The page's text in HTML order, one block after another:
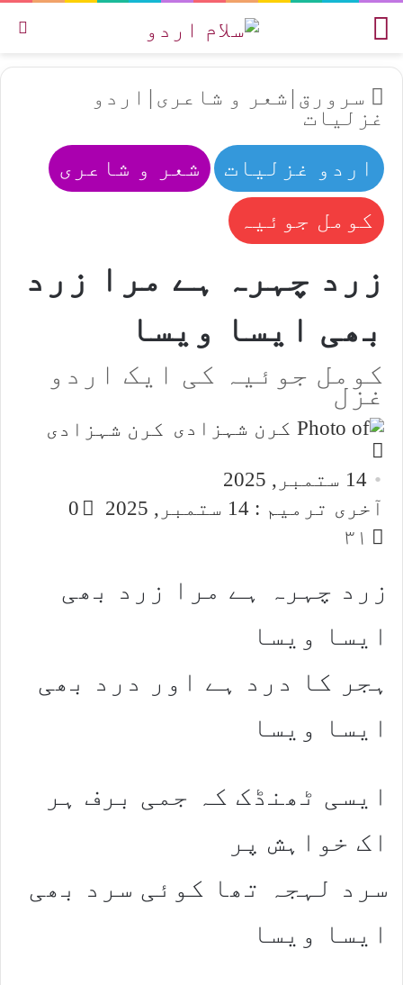
سرورق | شعر و شاعری | اردو
غزلیات
اردو غزلیات
شعر و شاعری
کومل جوئیہ
زرد چہرہ ہے مرا زرد
بھی ایسا ویسا
کومل جوئیہ کی ایک اردو
غزل
کرن شہزادی
an
email
14 ستمبر, 2025
آخری ترمیم : 14 ستمبر, 2025
0
۳۱
زرد چہرہ ہے مرا زرد بھی
ایسا ویسا
ہجر کا درد ہے اور درد بھی
ایسا ویسا
ایسی ٹھنڈک کہ جمی برف ہر
اک خواہش پر
سرد لہجہ تھا کوئی سرد بھی
ایسا ویسا